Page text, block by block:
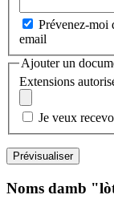
Prévenez-moi
email
Ajouter un
Extensions
Je veux
Noms damb